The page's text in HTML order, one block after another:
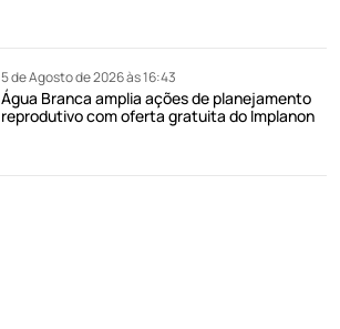
5 de Agosto de 2026 às 16:43
Água Branca amplia ações de planejamento
reprodutivo com oferta gratuita do Implanon